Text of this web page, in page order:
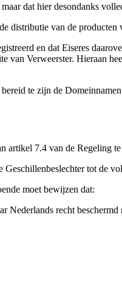
dat hier desondanks
distributie van de
en dat Eiseres
Verweerster. Hieraan
te zijn de
7.4 van de Regeling
tot de
moet bewijzen dat:
recht